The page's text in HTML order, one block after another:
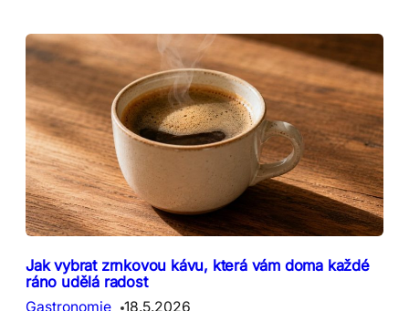
Jak vybrat zrnkovou kávu, která vám doma každé
ráno udělá radost
Gastronomie 18.5.2026